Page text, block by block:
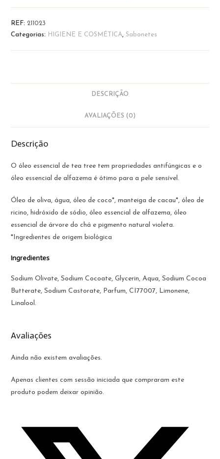
Sabonete
Alfazema
REF:211023
Categorias:
HIGIENE E COSMÉTICA,Sabonetes
DESCRIÇÃO
AVALIAÇÕES (0)
Descrição
O óleo essencial de tea tree tem propriedades antifúngicas e o
óleo essencial de alfazema é ótimo para a pele sensível.
Óleo de oliva, água, óleo de coco*, manteiga de cacau*, óleo de
ricino, hidróxido de sódio, óleo essencial de alfazema, óleo
essencial de árvore do chá e pigmento natural violeta.
*Ingredientes de origem biológica
Ingredientes
Sodium Olivate, Sodium Cocoate, Glycerin, Aqua, Sodium Cocoa
Butterate, Sodium Castorate, Parfum, CI77007, Limonene,
Linalool.
Avaliações
Ainda não existem avaliações.
Apenas clientes com sessão iniciada que compraram este
produto podem deixar opinião.